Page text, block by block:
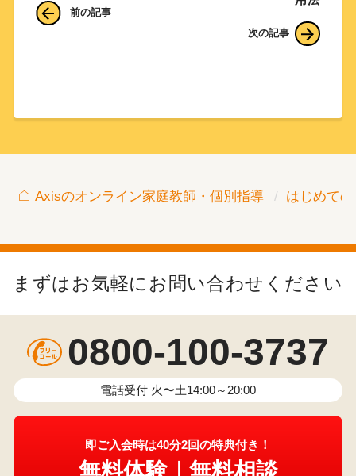
Axisのオンライン家庭教師・個別指導 はじめて
まずはお気軽にお問い合わせください
0800-100-3737
電話受付 火〜土14:00～20:00
即ご入会時は40分2回の特典付き！
無料体験｜無料相談